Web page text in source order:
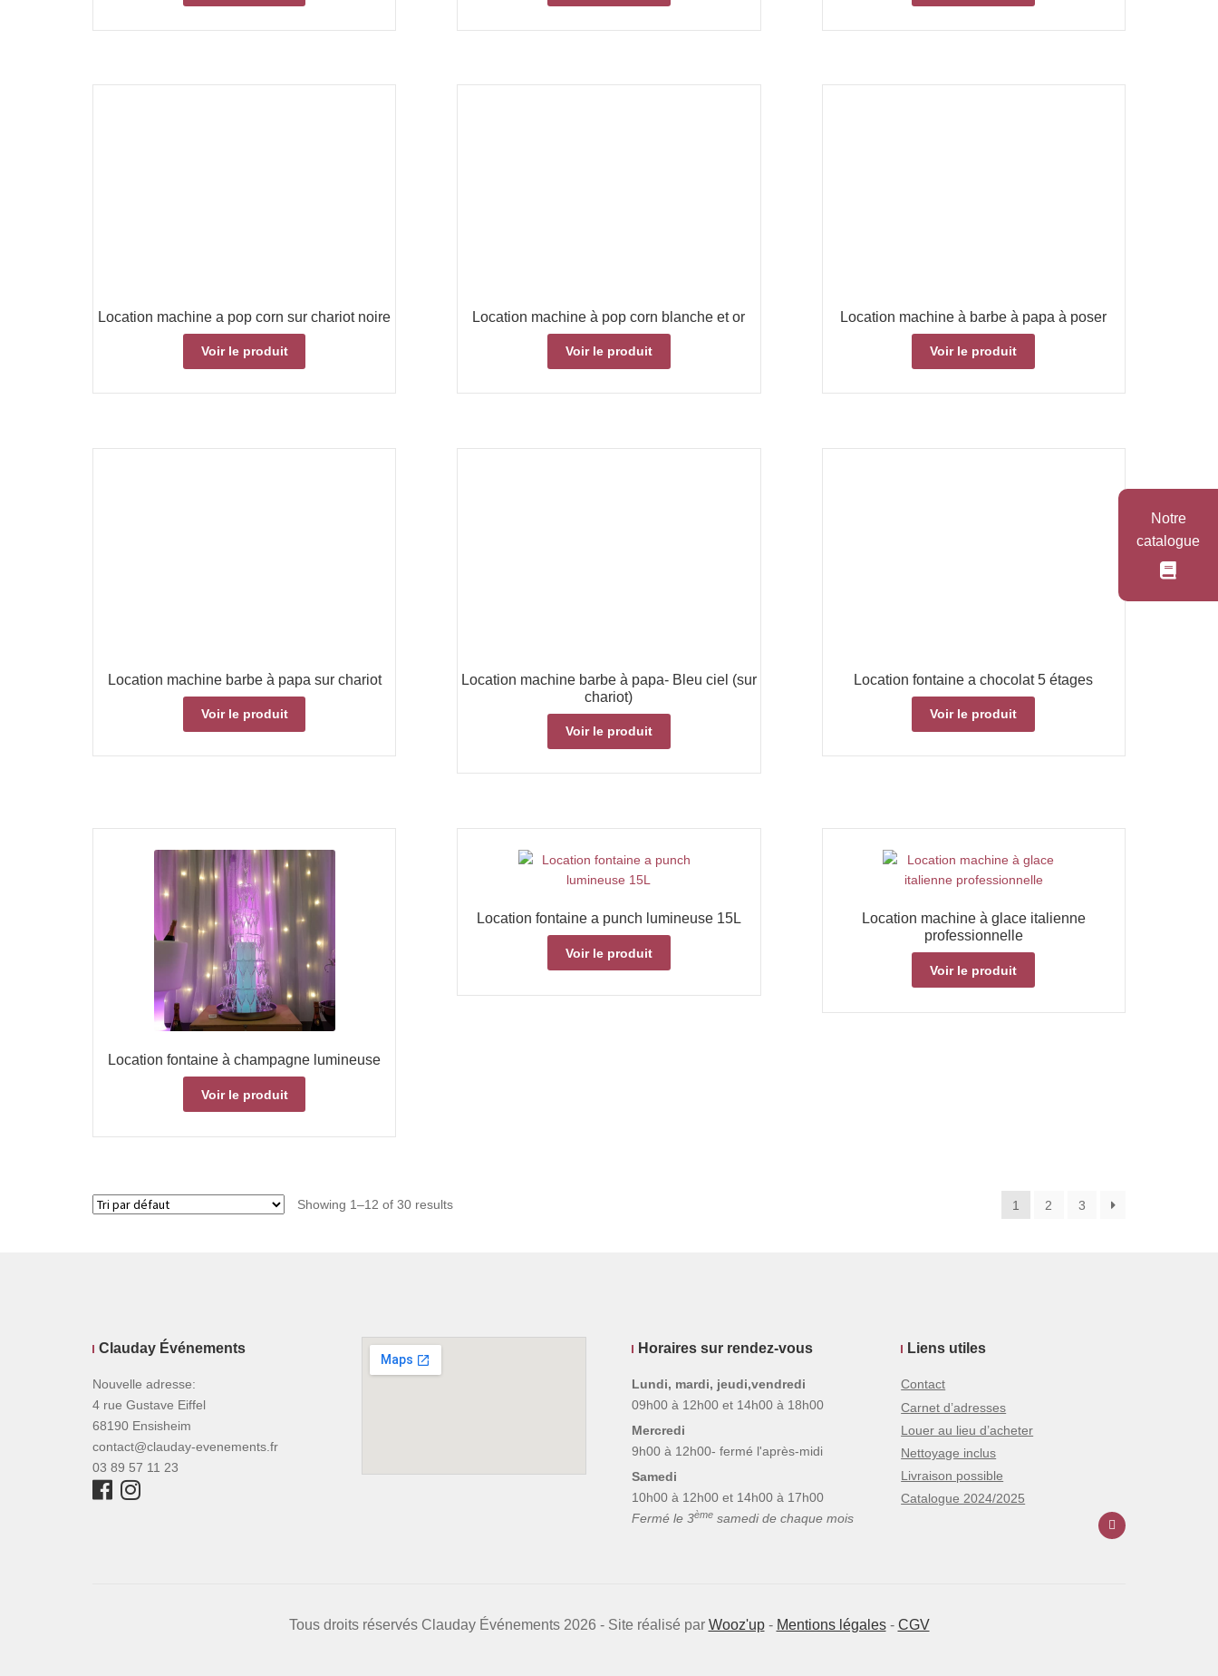
Notre
catalogue
Location machine a pop corn sur chariot noire
Voir le produit
Location machine à pop corn blanche et or
Voir le produit
Location machine à barbe à papa à poser
Voir le produit
Location machine barbe à papa sur chariot
Voir le produit
Location machine barbe à papa- Bleu ciel (sur
chariot)
Voir le produit
Location fontaine a chocolat 5 étages
Voir le produit
Location fontaine à champagne lumineuse
Voir le produit
Location fontaine a punch lumineuse 15L
Voir le produit
Location machine à glace italienne
professionnelle
Voir le produit
Showing 1–12 of 30 results 1 2 3
Clauday Événements
Nouvelle adresse:
4 rue Gustave Eiffel
68190 Ensisheim
contact@clauday-evenements.fr
03 89 57 11 23
Horaires sur rendez-vous
Lundi, mardi, jeudi,vendredi
09h00 à 12h00 et 14h00 à 18h00
Mercredi
9h00 à 12h00- fermé l'après-midi
Samedi
10h00 à 12h00 et 14h00 à 17h00
Fermé le 3èmesamedi de chaque mois
Liens utiles
Contact
Carnet d’adresses
Louer au lieu d’acheter
Nettoyage inclus
Livraison possible
Catalogue 2024/2025
Tous droits réservés Clauday Événements 2026 - Site réalisé par Wooz'up- Mentions légales- CGV